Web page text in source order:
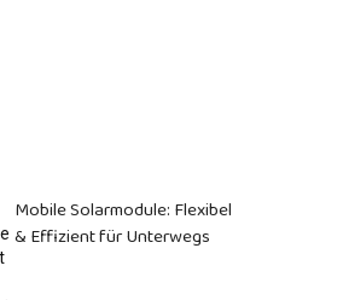
Mobile Solarmodule: Flexibel
& Effizient für Unterwegs